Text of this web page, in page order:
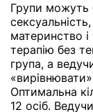
Групи можуть
материнство
терапію без
група, а
Оптимальна
12 осіб.